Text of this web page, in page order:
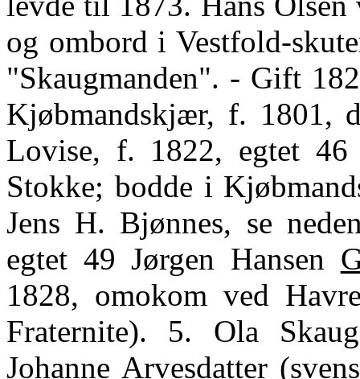
og ombord i Vestfold-
"Skaugmanden". - Gift
Kjøbmandskjær, f. 1801,
Lovise, f. 1822, egtet 46
Stokke; bodde i
Jens H. Bjønnes, se
egtet 49 Jørgen Hansen
1828, omokom ved
Fraternite). 5. Ola
Johanne Arvesdatter